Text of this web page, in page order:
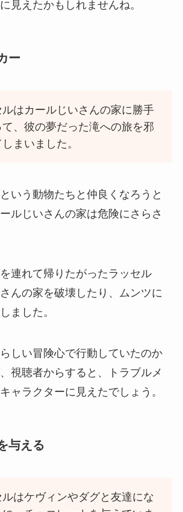
見えたかもしれませんね。
ー
ルはカールじいさんの家に勝手
て、彼の夢だった滝への旅を邪
まいました。
いう動物たちと仲良くなろうと
ルじいさんの家は危険にさらさ
連れて帰りたがったラッセル
んの家を破壊したり、ムンツに
ました。
しい冒険心で行動していたのか
視聴者からすると、トラブルメ
ャラクターに見えたでしょう。
与える
ルはケヴィンやダグと友達にな